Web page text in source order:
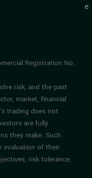
e
Registration No.
risk, and the past
market, financial
trading does not
are fully
they make. Such
evaluation of their
risk tolerance,